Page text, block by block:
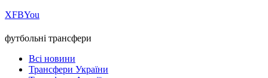
ХFBYou
футбольні трансфери
Всі новини
Трансфери України